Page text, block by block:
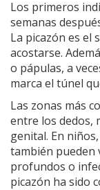
Los primeros
semanas
La picazón es el
acostarse.
o pápulas, a
marca el túnel
Las zonas más
entre los dedos,
genital. En
también pueden
profundos o
picazón ha sido